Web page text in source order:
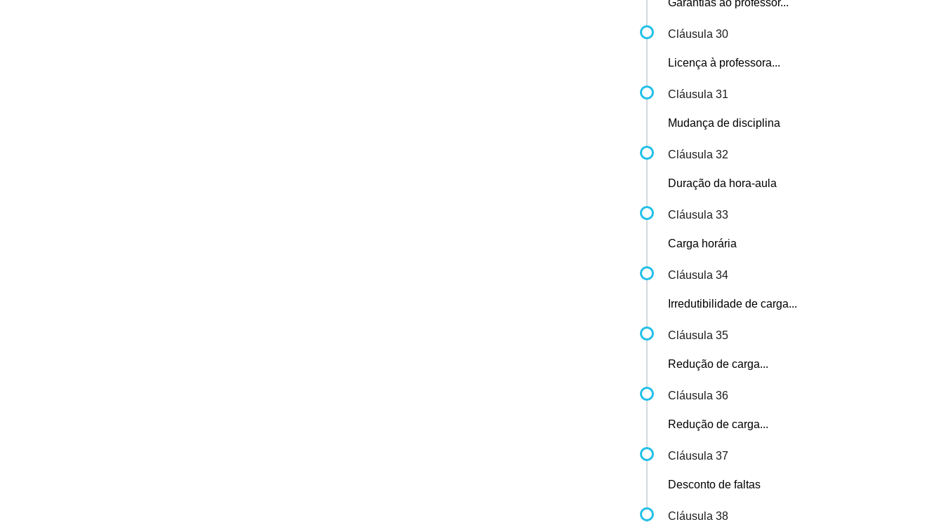
Garantias ao professor...
Cláusula 30
Licença à professora...
Cláusula 31
Mudança de disciplina
Cláusula 32
Duração da hora-aula
Cláusula 33
Carga horária
Cláusula 34
Irredutibilidade de carga...
Cláusula 35
Redução de carga...
Cláusula 36
Redução de carga...
Cláusula 37
Desconto de faltas
Cláusula 38